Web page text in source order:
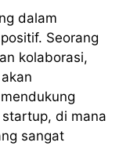
dalam
Seorang
kolaborasi,
di mana
sangat